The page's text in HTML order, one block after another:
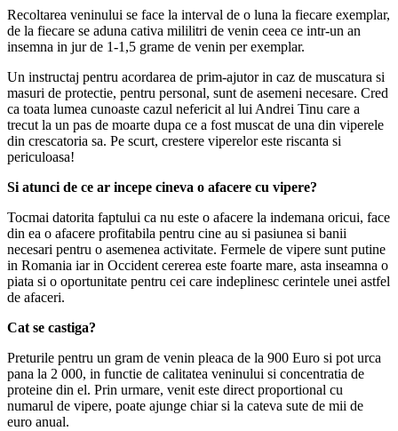
Recoltarea veninului se face la interval de o luna la fiecare exemplar,
de la fiecare se aduna cativa mililitri de venin ceea ce intr-un an
insemna in jur de 1-1,5 grame de venin per exemplar.
Un instructaj pentru acordarea de prim-ajutor in caz de muscatura si
masuri de protectie, pentru personal, sunt de asemeni necesare. Cred
ca toata lumea cunoaste cazul nefericit al lui Andrei Tinu care a
trecut la un pas de moarte dupa ce a fost muscat de una din viperele
din crescatoria sa. Pe scurt, crestere viperelor este riscanta si
periculoasa!
Si atunci de ce ar incepe cineva o afacere cu vipere?
Tocmai datorita faptului ca nu este o afacere la indemana oricui, face
din ea o afacere profitabila pentru cine au si pasiunea si banii
necesari pentru o asemenea activitate. Fermele de vipere sunt putine
in Romania iar in Occident cererea este foarte mare, asta inseamna o
piata si o oportunitate pentru cei care indeplinesc cerintele unei astfel
de afaceri.
Cat se castiga?
Preturile pentru un gram de venin pleaca de la 900 Euro si pot urca
pana la 2 000, in functie de calitatea veninului si concentratia de
proteine din el. Prin urmare, venit este direct proportional cu
numarul de vipere, poate ajunge chiar si la cateva sute de mii de
euro anual.